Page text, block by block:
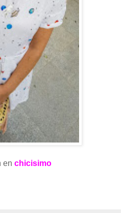
en chicisimo